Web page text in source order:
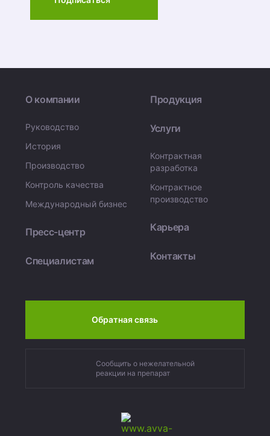
О компании
Руководство
История
Производство
Контроль качества
Международный бизнес
Пресс-центр
Специалистам
Продукция
Услуги
Контрактная
разработка
Контрактное
производство
Карьера
Контакты
Обратная связь
Сообщить о нежелательной
реакции на препарат